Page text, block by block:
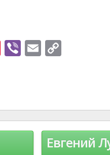
Pi
st
Vi E
Li
n
k
Евгений